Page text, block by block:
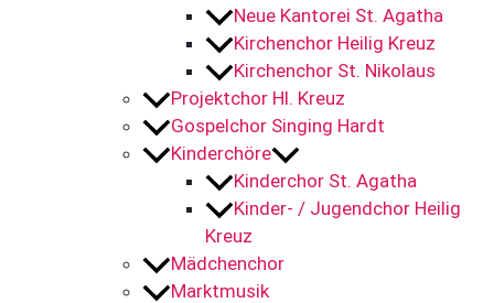
Neue Kantorei St. Agatha
Kirchenchor Heilig Kreuz
Kirchenchor St. Nikolaus
Projektchor Hl. Kreuz
Gospelchor Singing Hardt
Kinderchöre
Kinderchor St. Agatha
Kinder- / Jugendchor Heilig
Kreuz
Mädchenchor
Marktmusik